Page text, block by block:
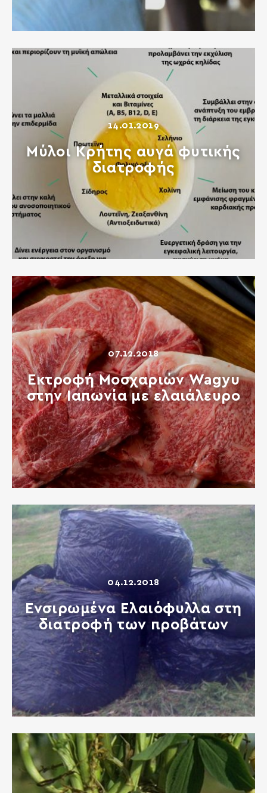
14.01.2019
Μύλοι Κρήτης αυγά φυτικής
διατροφής
07.12.2018
Εκτροφή Μοσχαριών Wagyu
στην Ιαπωνία με ελαιάλευρο
04.12.2018
Ενσιρωμένα Ελαιόφυλλα στη
διατροφή των προβάτων